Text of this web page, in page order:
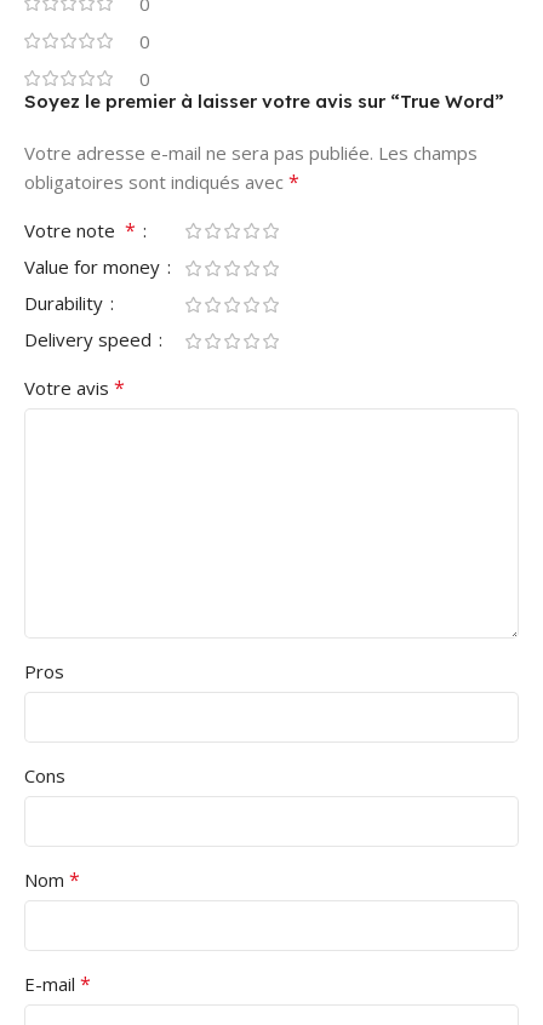
0
0
Soyez le premier à laisser votre avis sur “True Word”
Votre adresse e-mail ne sera pas publiée. Les champs
obligatoires sont indiqués avec *
Votre note *
Value for money
Durability
Delivery speed
Votre avis *
Pros
Cons
Nom *
E-mail *